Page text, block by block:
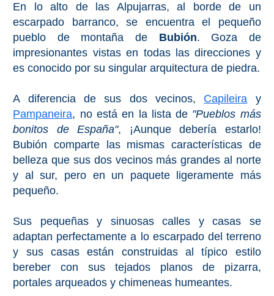
Granada
Malaga
LAS
ALPUJARRAS
➜
Lanjarón
Órgiva
Bubión
Capileira
En lo alto de las Alpujarras, al borde de un
escarpado barranco, se encuentra el pequeño
pueblo de montaña de Bubión. Goza de
impresionantes vistas en todas las direcciones y
es conocido por su singular arquitectura de piedra.
A diferencia de sus dos vecinos, Capileira y
Pampaneira, no está en la lista de "Pueblos más
bonitos de España", ¡Aunque debería estarlo!
Bubión comparte las mismas características de
belleza que sus dos vecinos más grandes al norte
y al sur, pero en un paquete ligeramente más
pequeño.
Sus pequeñas y sinuosas calles y casas se
adaptan perfectamente a lo escarpado del terreno
y sus casas están construidas al típico estilo
bereber con sus tejados planos de pizarra,
portales arqueados y chimeneas humeantes.